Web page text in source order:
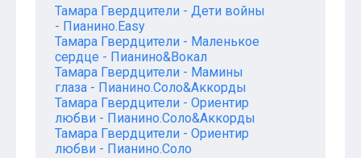
Тамара Гвердцители - Дети войны
- Пианино.Easy
Тамара Гвердцители - Маленькое
сердце - Пианино&Вокал
Тамара Гвердцители - Мамины
глаза - Пианино.Соло&Аккорды
Тамара Гвердцители - Ориентир
любви - Пианино.Соло&Аккорды
Тамара Гвердцители - Ориентир
любви - Пианино.Соло